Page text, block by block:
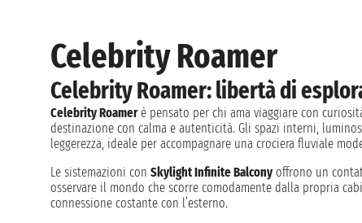
Celebrity Roamer
Celebrity Roamer: libertà di
Celebrity Roamerè pensato per chi ama viaggiare con
destinazione con calma e autenticità. Gli spazi interni,
leggerezza, ideale per accompagnare una crociera fluviale
Le sistemazioni conSkylight Infinite Balcony offrono un
osservare il mondo che scorre comodamente dalla propria
connessione costante con l’esterno.